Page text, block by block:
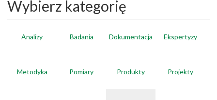
Wybierz kategorię
Analizy Badania Dokumentacja Ekspertyzy
Metodyka Pomiary Produkty Projekty